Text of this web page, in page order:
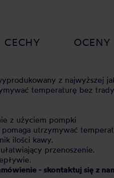
CECHY OCENY
z najwyższej
temperaturę bez
z użyciem pompki
pomaga utrzymywać
ilości kawy.
przenoszenie.
- skontaktuj się z